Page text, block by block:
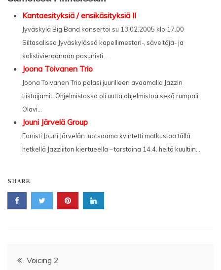
Kantaesityksiä / ensikäsityksiä II
Jyväskylä Big Band konsertoi su 13.02.2005 klo 17.00
Siltasalissa Jyväskylässä kapellimestari-, säveltäjä- ja
solistivieraanaan pasunisti...
Joona Toivanen Trio
Joona Toivanen Trio palasi juurilleen avaamalla Jazzin
tiistaijamit. Ohjelmistossa oli uutta ohjelmistoa sekä rumpali
Olavi...
Jouni Järvelä Group
Fonisti Jouni Järvelän luotsaama kvintetti matkustaa tällä
hetkellä Jazzliiton kiertueella – torstaina 14.4. heitä kuultiin...
SHARE
Artikkelien
Voicing 2